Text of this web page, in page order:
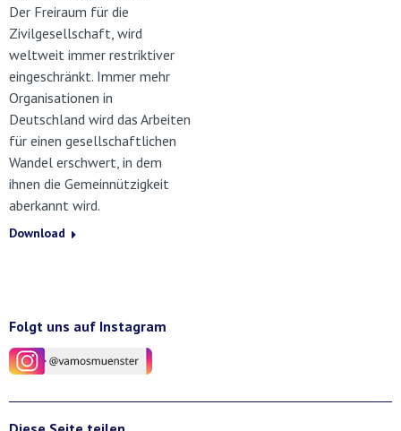
Der Freiraum für die
Zivilgesellschaft, wird
weltweit immer restriktiver
eingeschränkt. Immer mehr
Organisationen in
Deutschland wird das Arbeiten
für einen gesellschaftlichen
Wandel erschwert, in dem
ihnen die Gemeinnützigkeit
aberkannt wird.
Download
Folgt uns auf Instagram